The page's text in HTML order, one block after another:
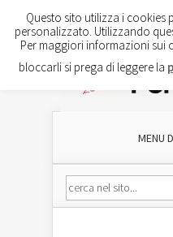
MENU
Questo sito utilizza i cookies
personalizzato. Utilizzando
Per maggiori informazioni sui
bloccarli si prega di leggere la